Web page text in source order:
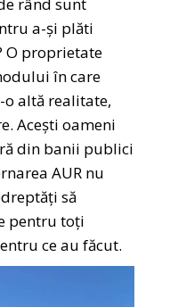
a-și plăti
O proprietate
în care
altă realitate,
Acești oameni
din banii publici
AUR nu
să
pentru toți
ce au făcut.